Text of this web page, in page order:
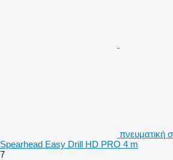
πνευματική
Spearhead Easy Drill HD PRO 4 m
7